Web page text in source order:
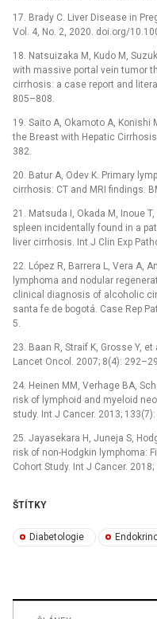
17. Brady C. Liver Disease in
Vol. 4, No. 2, 2020. doi.org/
18. Natsuizaka M, Kudo M,
with massive portal vein tumor
cirrhosis: a case report and
805–808.
19. Saito A, Okamoto A, Konishi
the Breast with Hepatic
382.
20. Batur A, Odev K. Primary
cirrhosis: CT and MRI findings.
21. Matsuda I, Okada M, Inoue
spleen incidentally found in a
liver cirrhosis. Int J Clin Exp
22. López R, Barrera L, Vera A,
lymphoma and nodular
clinical diagnosis of alcoholic
santa fe de bogotá. Case Rep
5.
23. Baan R, Straif K, Grosse Y,
Lancet Oncol. 2007; 8(4):
24. Heinen MM, Verhage BA,
risk of lymphoid and myeloid
study. Int J Cancer. 2013;
25. Jayasekara H, Juneja S,
risk of non-Hodgkin lymphoma:
Cohort Study. Int J Cancer.
ŠTÍTKY
Diabetologie